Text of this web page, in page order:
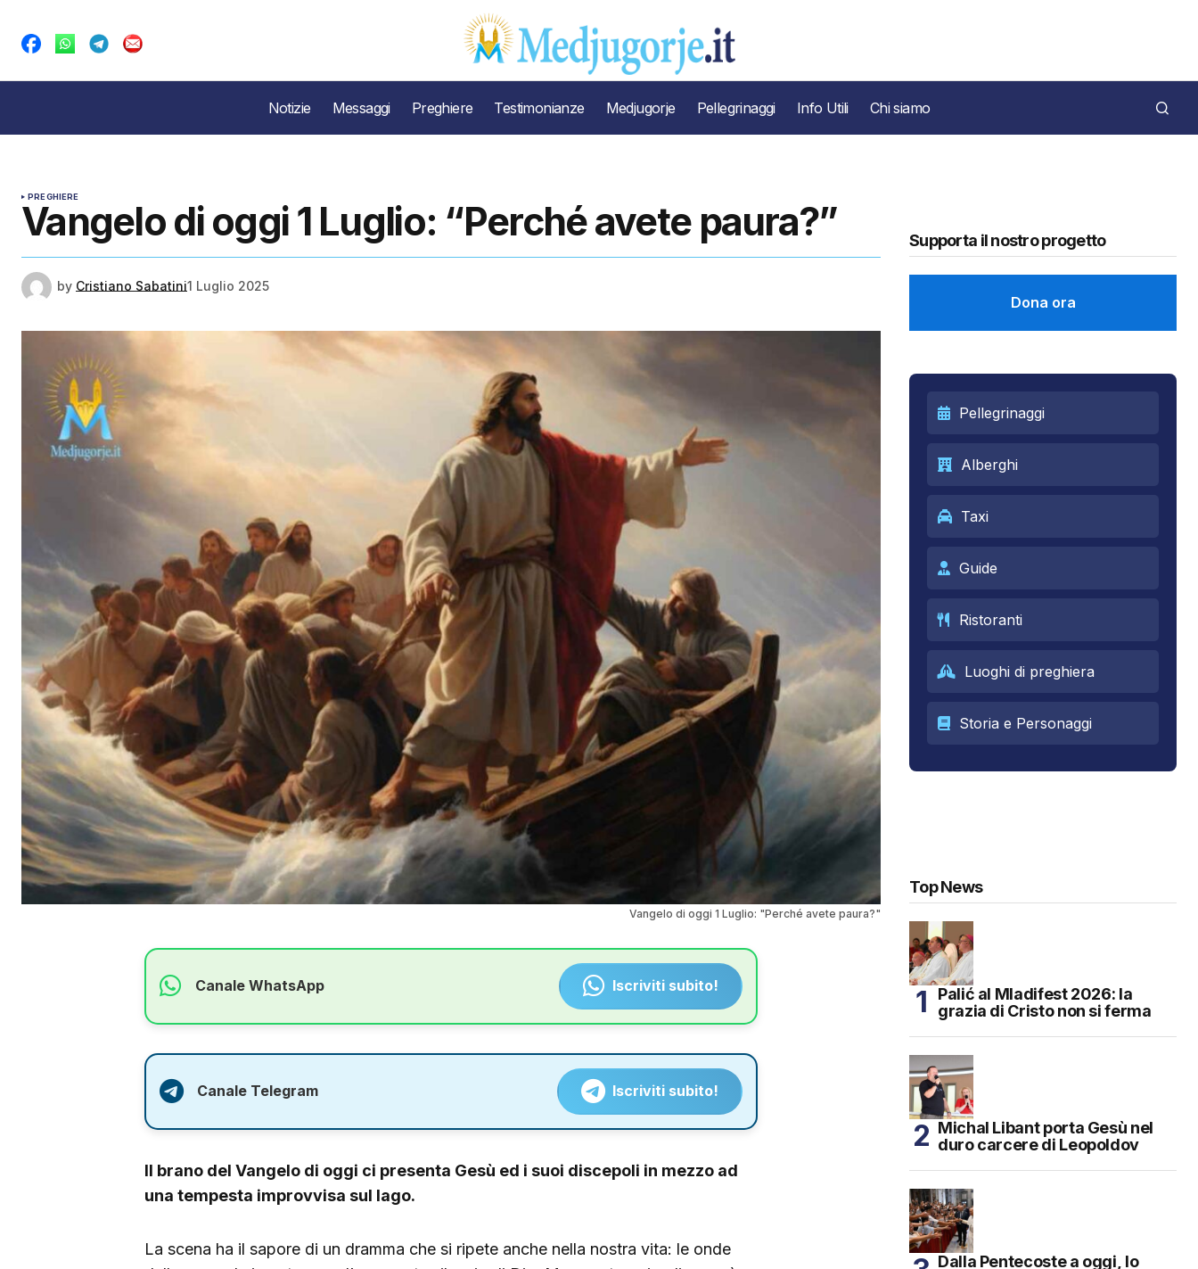
Notizie Messaggi Preghiere Testimonianze Medjugorje Pellegrinaggi Info Utili Chi siamo
PREGHIERE
Vangelo di oggi 1 Luglio: “Perché avete paura?”
by Cristiano Sabatini1 Luglio 2025
Vangelo di oggi 1 Luglio: "Perché avete paura?"
Canale WhatsApp Iscriviti subito!
Canale Telegram Iscriviti subito!
Il brano del Vangelo di oggi ci presenta Gesù ed i suoi discepoli in mezzo ad
una tempesta improvvisa sul lago.
La scena ha il sapore di un dramma che si ripete anche nella nostra vita: le onde
Supporta il nostro progetto
Dona ora
Pellegrinaggi
Alberghi
Taxi
Guide
Ristoranti
Luoghi di preghiera
Storia e Personaggi
Top News
Palić al Mladifest 2026: la
grazia di Cristo non si ferma
Michal Libant porta Gesù nel
duro carcere di Leopoldov
Dalla Pentecoste a oggi, lo